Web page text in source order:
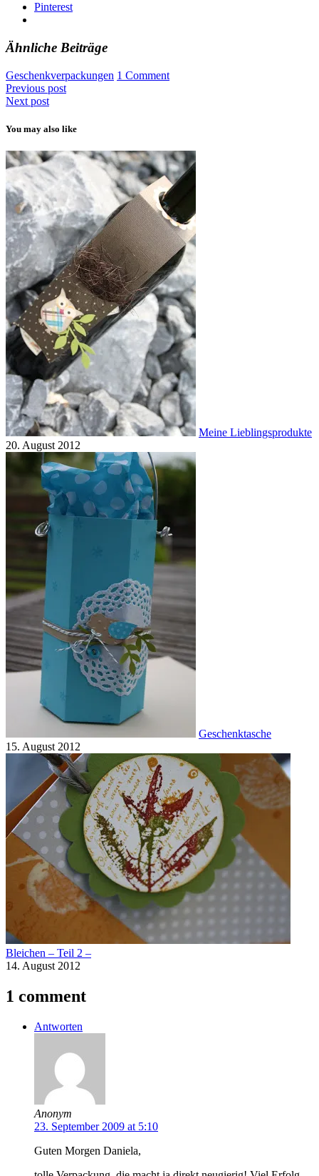
Pinterest
Ähnliche Beiträge
Geschenkverpackungen 1 Comment
Previous post
Next post
You may also like
Meine Lieblingsprodukte
20. August 2012
Geschenktasche
15. August 2012
Bleichen – Teil 2 –
14. August 2012
1 comment
Antworten
Anonym
23. September 2009 at 5:10
Guten Morgen Daniela,